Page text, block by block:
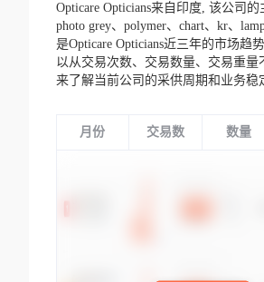
Opticare Opticians来自印度, 该公司的
photo grey、polymer、chart、kr、
是Opticare Opticians近三年的市场趋
以从交易次数、交易数量、交易重量
来了解当前公司的采供周期和业务稳
月份 交易数 数量